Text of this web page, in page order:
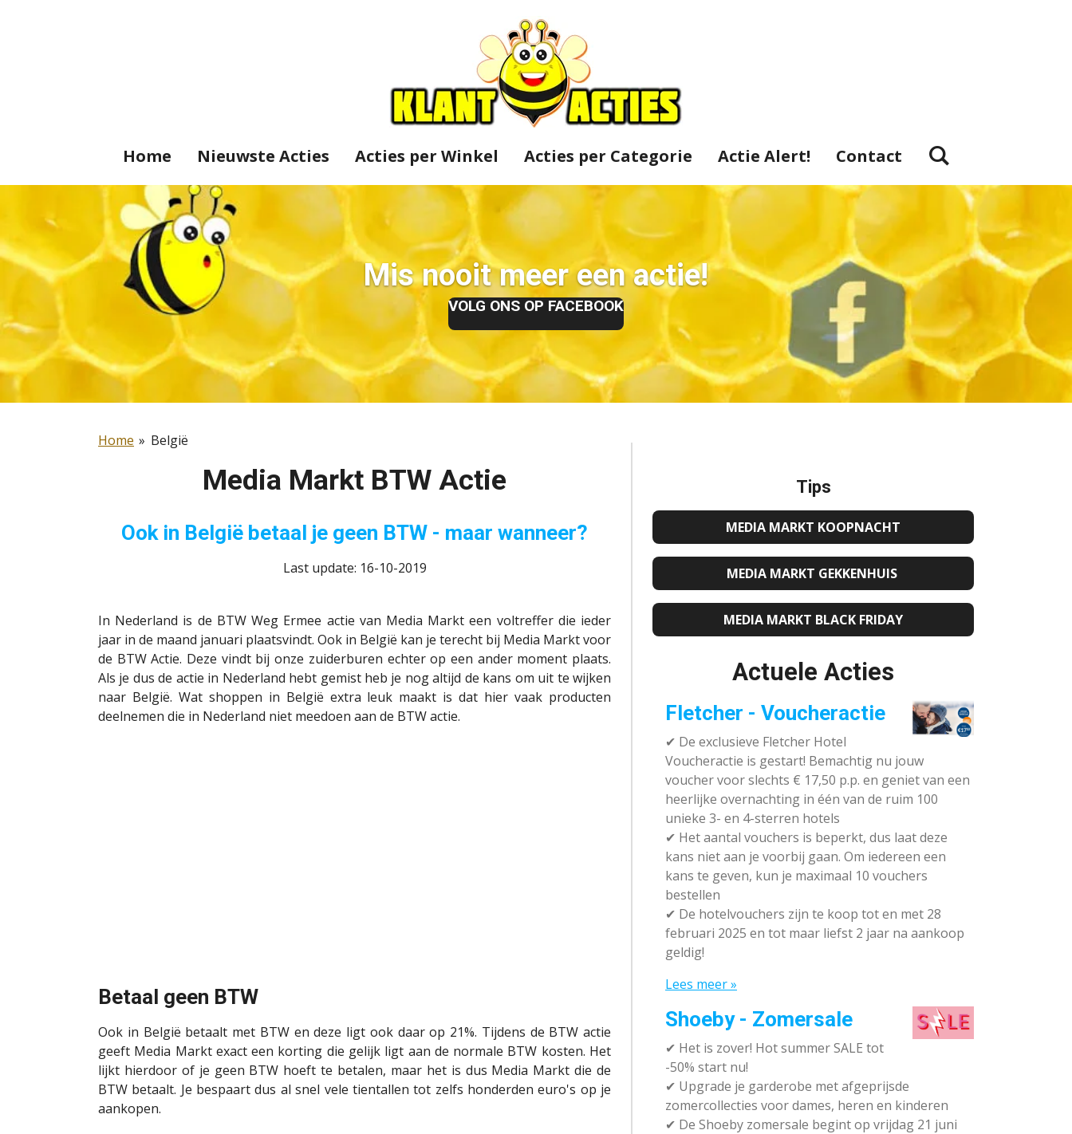
Home Nieuwste Acties Acties per Winkel Acties per Categorie Actie Alert! Contact
Mis nooit meer een actie!
VOLG ONS OP FACEBOOK
Home » België
Media Markt BTW Actie
Ook in België betaal je geen BTW - maar wanneer?
Last update: 16-10-2019
In Nederland is de BTW Weg Ermee actie van Media Markt een voltreffer die ieder
jaar in de maand januari plaatsvindt. Ook in België kan je terecht bij Media Markt voor
de BTW Actie. Deze vindt bij onze zuiderburen echter op een ander moment plaats.
Als je dus de actie in Nederland hebt gemist heb je nog altijd de kans om uit te wijken
naar België. Wat shoppen in België extra leuk maakt is dat hier vaak producten
deelnemen die in Nederland niet meedoen aan de BTW actie.
Betaal geen BTW
Ook in België betaalt met BTW en deze ligt ook daar op 21%. Tijdens de BTW actie
geeft Media Markt exact een korting die gelijk ligt aan de normale BTW kosten. Het
lijkt hierdoor of je geen BTW hoeft te betalen, maar het is dus Media Markt die de
BTW betaalt. Je bespaart dus al snel vele tientallen tot zelfs honderden euro's op je
aankopen.
Tips
MEDIA MARKT KOOPNACHT
MEDIA MARKT GEKKENHUIS
MEDIA MARKT BLACK FRIDAY
Actuele Acties
Fletcher - Voucheractie
✔ De exclusieve Fletcher Hotel
Voucheractie is gestart! Bemachtig nu jouw
voucher voor slechts € 17,50 p.p. en geniet van een
heerlijke overnachting in één van de ruim 100
unieke 3- en 4-sterren hotels
✔ Het aantal vouchers is beperkt, dus laat deze
kans niet aan je voorbij gaan. Om iedereen een
kans te geven, kun je maximaal 10 vouchers
bestellen
✔ De hotelvouchers zijn te koop tot en met 28
februari 2025 en tot maar liefst 2 jaar na aankoop
geldig!
Lees meer »
Shoeby - Zomersale
✔ Het is zover! Hot summer SALE tot
-50% start nu!
✔ Upgrade je garderobe met afgeprijsde
zomercollecties voor dames, heren en kinderen
✔ De Shoeby zomersale begint op vrijdag 21 juni